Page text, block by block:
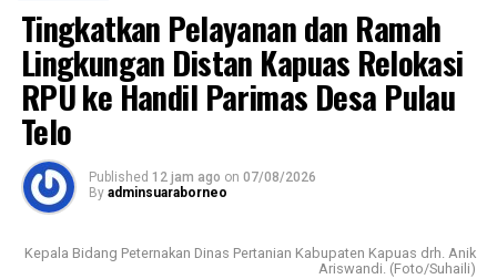
Tingkatkan Pelayanan dan Ramah
Lingkungan Distan Kapuas Relokasi
RPU ke Handil Parimas Desa Pulau
Telo
Published 12 jam ago on 07/08/2026
By adminsuaraborneo
Kepala Bidang Peternakan Dinas Pertanian Kabupaten Kapuas drh. Anik
Ariswandi. (Foto/Suhaili)